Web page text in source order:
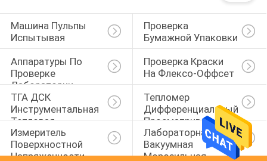
Машина Пульпы
Испытывая
Проверка
Бумажной Упаковки
Аппаратуры По
Проверке
Лаборатории
Проверка Краски
На Флексо-Оффсет
ТГА ДСК
Инструментальная
Тепловая
Тепломер
Дифференциальный
Просматривать
Измеритель
Поверхностной
Напряженности
Лабораторная
Вакуумная
Морозильная